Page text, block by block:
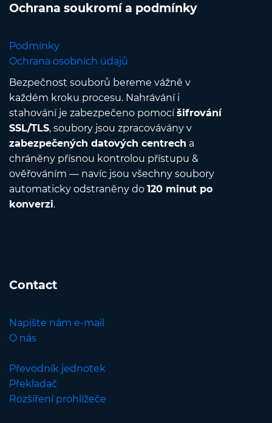
Ochrana soukromí a podmínky
Podmínky
Ochrana osobních údajů
Bezpečnost souborů bereme vážně v
každém kroku procesu. Nahrávání i
stahování je zabezpečeno pomocíšifrování
SSL/TLS, soubory jsou zpracovávány v
zabezpečených datových centrech a
chráněny přísnou kontrolou přístupu &
ověřováním — navíc jsou všechny soubory
automaticky odstraněny do 120 minut po
konverzi.
Contact
Napište nám e-mail
O nás
Převodník jednotek
Překladač
Rozšíření prohlížeče